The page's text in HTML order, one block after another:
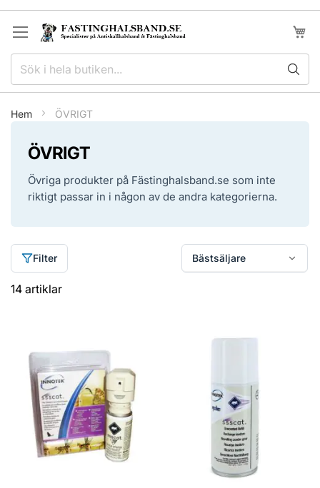
Hoppa
till
innehållet
Min
Hem ÖVRIGT
ÖVRIGT
Övriga produkter på Fästinghalsband.se som inte
riktigt passar in i någon av de andra kategorierna.
14 artiklar
Filter